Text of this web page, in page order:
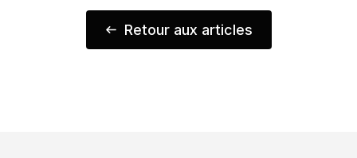
Retour aux articles